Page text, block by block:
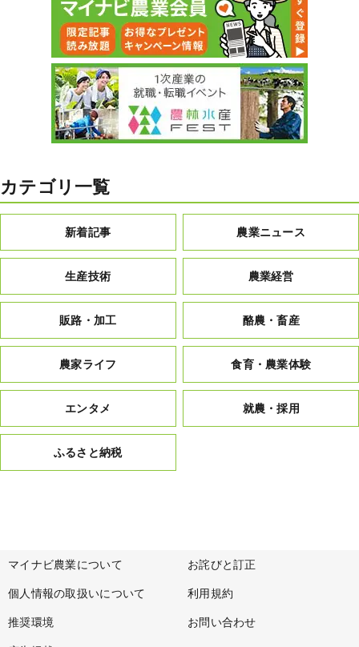
カテゴリ一覧
新着記事 農業ニュース
生産技術 農業経営
販路・加工 酪農・畜産
農家ライフ 食育・農業体験
エンタメ 就農・採用
ふるさと納税
マイナビ農業について お詫びと訂正
個人情報の取扱いについて 利用規約
推奨環境 お問い合わせ